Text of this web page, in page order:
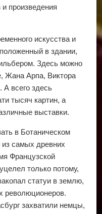
произведения
искусства и
в здании,
Здесь можно
Жана Арпа, Виктора
А всего здесь
тысяч картин, а
выставки.
в Ботаническом
самых древних
Французской
только потому,
статуи в землю,
революционеров.
захватили немцы,